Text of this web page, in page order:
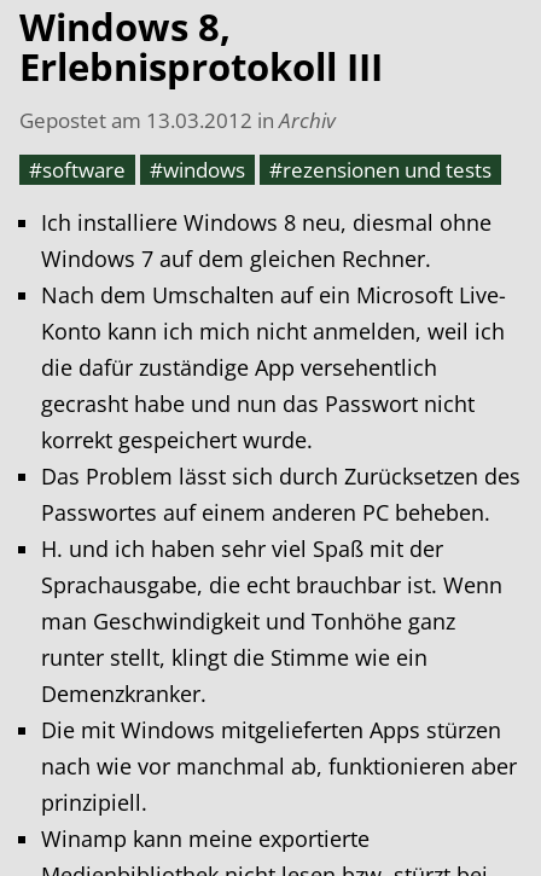
Windows 8,
Erlebnisprotokoll III
Gepostet am 13.03.2012 inArchiv
#software
#windows
#rezensionen und tests
Ich installiere Windows 8 neu, diesmal ohne
Windows 7 auf dem gleichen Rechner.
Nach dem Umschalten auf ein Microsoft Live-
Konto kann ich mich nicht anmelden, weil ich
die dafür zuständige App versehentlich
gecrasht habe und nun das Passwort nicht
korrekt gespeichert wurde.
Das Problem lässt sich durch Zurücksetzen des
Passwortes auf einem anderen PC beheben.
H. und ich haben sehr viel Spaß mit der
Sprachausgabe, die echt brauchbar ist. Wenn
man Geschwindigkeit und Tonhöhe ganz
runter stellt, klingt die Stimme wie ein
Demenzkranker.
Die mit Windows mitgelieferten Apps stürzen
nach wie vor manchmal ab, funktionieren aber
prinzipiell.
Winamp kann meine exportierte